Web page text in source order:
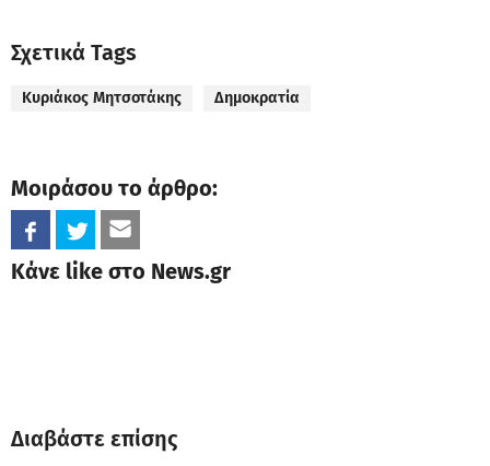
Σχετικά Tags
Κυριάκος Μητσοτάκης Δημοκρατία
Μοιράσου το άρθρο:
Κάνε like στο News.gr
Διαβάστε επίσης